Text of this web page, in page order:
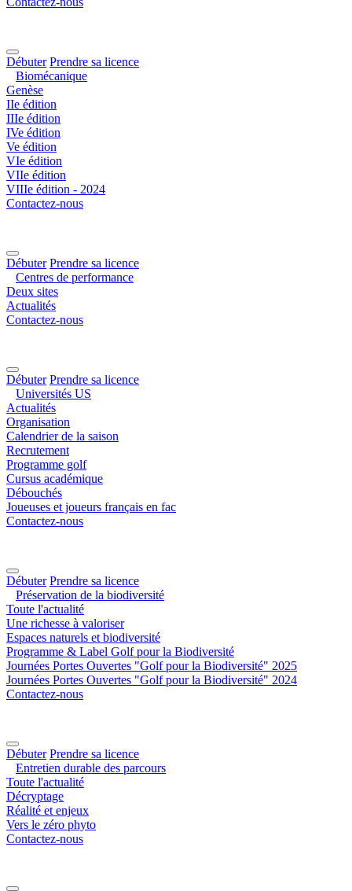
Débuter Prendre sa licence
Biomécanique
Genèse
IIe édition
IIIe édition
IVe édition
Ve édition
VIe édition
VIIe édition
VIIIe édition - 2024
Contactez-nous
Débuter Prendre sa licence
Centres de performance
Deux sites
Actualités
Contactez-nous
Débuter Prendre sa licence
Universités US
Actualités
Organisation
Calendrier de la saison
Recrutement
Programme golf
Cursus académique
Débouchés
Joueuses et joueurs français en fac
Contactez-nous
Débuter Prendre sa licence
Préservation de la biodiversité
Toute l'actualité
Une richesse à valoriser
Espaces naturels et biodiversité
Programme & Label Golf pour la Biodiversité
Journées Portes Ouvertes "Golf pour la Biodiversité" 2025
Journées Portes Ouvertes "Golf pour la Biodiversité" 2024
Contactez-nous
Débuter Prendre sa licence
Entretien durable des parcours
Toute l'actualité
Décryptage
Réalité et enjeux
Vers le zéro phyto
Contactez-nous